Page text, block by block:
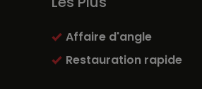
Affaire d'angle
Restauration rapide